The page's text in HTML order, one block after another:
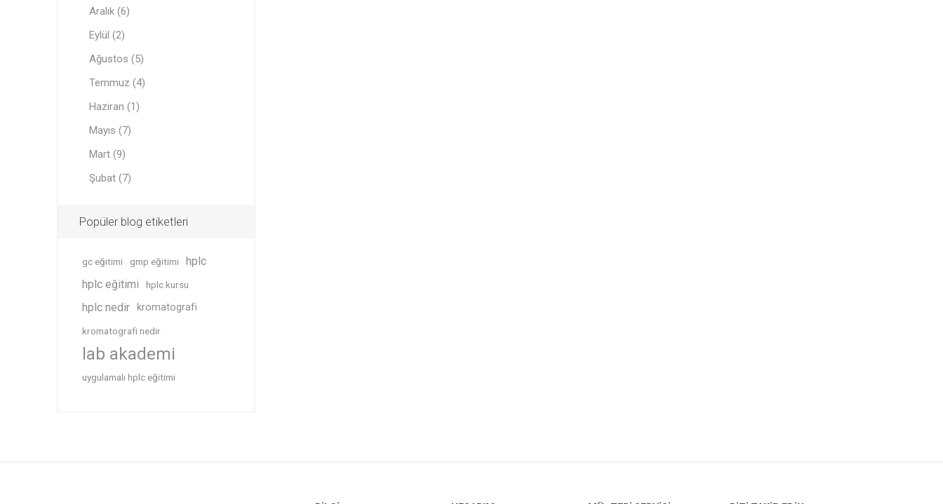
Aralık (6)
Eylül (2)
Ağustos (5)
Temmuz (4)
Haziran (1)
Mayıs (7)
Mart (9)
Şubat (7)
Popüler blog etiketleri
gc eğitimi gmp eğitimi
hplc
hplc eğitimi
hplc kursu
hplc nedir kromatografi
kromatografi nedir
lab akademi
uygulamalı hplc eğitimi